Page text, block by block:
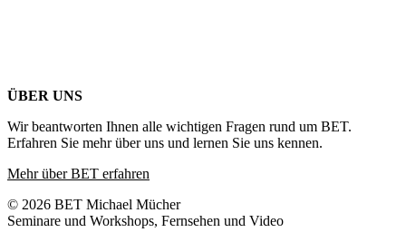
ÜBER UNS
Wir beantworten Ihnen alle wichtigen Fragen rund um BET.
Erfahren Sie mehr über uns und lernen Sie uns kennen.
Mehr über BET erfahren
© 2026 BET Michael Mücher
Seminare und Workshops, Fernsehen und Video